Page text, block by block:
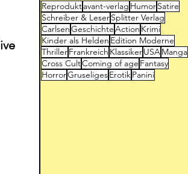
Reproduktavant-verlag HumorSatire
Schreiber & LeserSplitter Verlag
CarlsenGeschichteAction Krimi
Kinder als Helden Edition Moderne
ThrillerFrankreich KlassikerUSAManga
Cross CultComing of age Fantasy
HorrorGruseligesErotikPanini